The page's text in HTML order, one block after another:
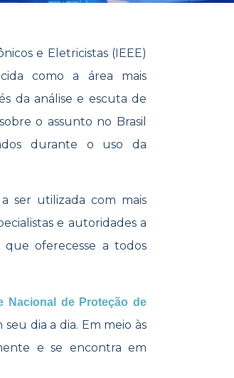
e Eletricistas (IEEE)
como a área mais
da análise e escuta de
o assunto no Brasil
durante o uso da
ser utilizada com mais
e autoridades a
oferecesse a todos
Nacional de Proteção de
dia a dia. Em meio às
e se encontra em